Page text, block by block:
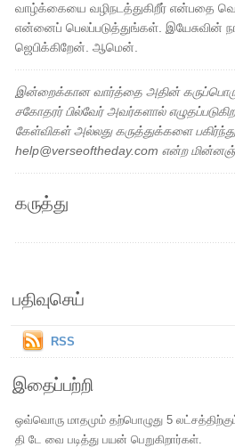
வாழ்க்கையை வழிநடத்துகிறீர் என்பதை
என்னைப் பெலப்படுத்துங்கள். இயேசுவின்
ஜெபிக்கிறேன். ஆமென்.
இன்றைக்கான வார்த்தை அதின்
சகோதரர் பில்வேர் அவர்களால்
கேள்விகள் அல்லது கருத்துக்களை
help@verseoftheday.com என்ற
கருத்து
பதிவுசெய்
RSS
இதைப்பற்றி
ஒவ்வொரு மாதமும் தற்பொழுது 5
தி டே வை படித்து பயன் பெறுகிறார்கள்.